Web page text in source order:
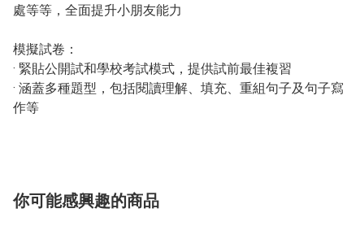
處等等，全面提升小朋友能力
模擬試卷：
· 緊貼公開試和學校考試模式，提供試前最佳複習
· 涵蓋多種題型，包括閱讀理解、填充、重組句子及句子寫
作等
你可能感興趣的商品